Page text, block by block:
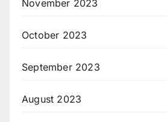
November 2023
October 2023
September 2023
August 2023